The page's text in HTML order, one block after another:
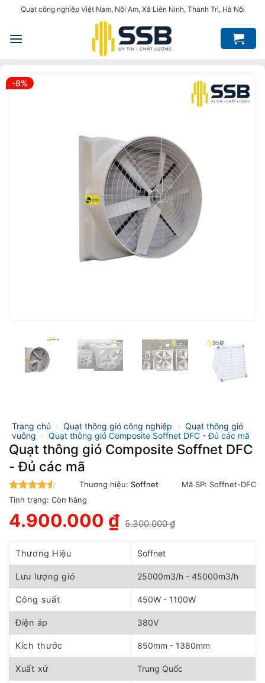
nội
Quạt công nghiệp Việt Nam, Nội Am, Xã Liên Ninh, Thanh Trì, Hà Nội
-8%
Trang chủ › Quạt thông gió công nghiệp › Quạt thông gió
vuông › Quạt thông gió Composite Soffnet DFC - Đủ các mã
Quạt thông gió Composite Soffnet DFC
- Đủ các mã
4.5trên 5
Thương hiệu: Soffnet Mã SP: Soffnet-DFC
Tình trạng: Còn hàng
5.300.000₫
gốc
là:
5.300.000 ₫.
4.900.000 ₫
hiện
tại
4.900.000 ₫.
Thương Hiệu Soffnet
Lưu lượng gió 25000m3/h - 45000m3/h
Công suất 450W - 1100W
Điện áp 380V
Kích thước 850mm - 1380mm
Xuất xứ Trung Quốc